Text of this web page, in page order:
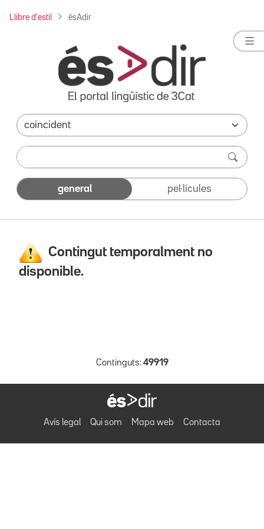
Llibre d'estil ésAdir
general pel·lícules
Contingut temporalment no
disponible.
Continguts: 49919
Avís legal Qui som Mapa web Contacta